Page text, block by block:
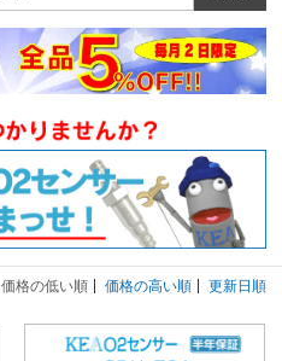
価格の低い順 価格の高い順 更新日順